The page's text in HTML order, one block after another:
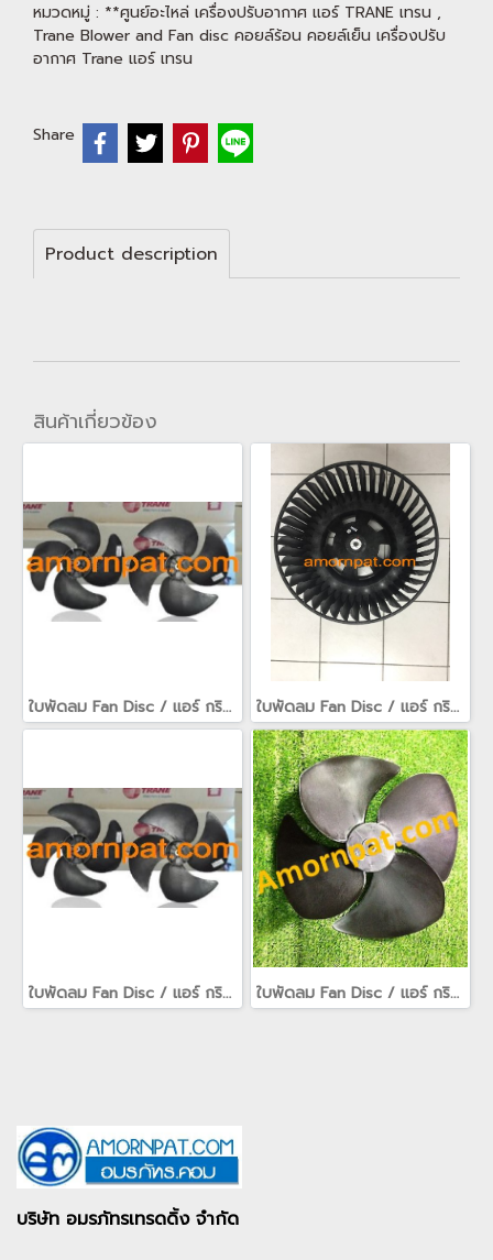
หมวดหมู่ : **ศูนย์อะไหล่ เครื่องปรับอากาศ แอร์ TRANE เทรน ,
Trane Blower and Fan disc คอยล์ร้อน คอยล์เย็น เครื่องปรับ
อากาศ Trane แอร์ เทรน
Share
Product description
สินค้าเกี่ยวข้อง
ใบพัดลม Fan Disc / แอร์ กริลล์ air grille / fan guard สำหรับ เครื่องปรับอากาศ อะไหล่ Trane เทรน ใบพัดลม Fan Disc / แอร์ กริลล์ air grille / fan guard สำหรับ เครื่องปรับอากาศ อะไหล่ Trane เทรน(copy)
ใบพัดลม Fan Disc / แอร์ กริลล์ air grille / fan guard สำหรับ เครื่องปรับอากาศ อะไหล่ Trane เทรน(copy) ใบพัดลม Fan Disc / แอร์ กริลล์ air grille / fan guard สำหรับ เครื่องปรับอากาศ อะไหล่ Trane เทรน
บริษัท อมรภัทรเทรดดิ้ง จำกัด